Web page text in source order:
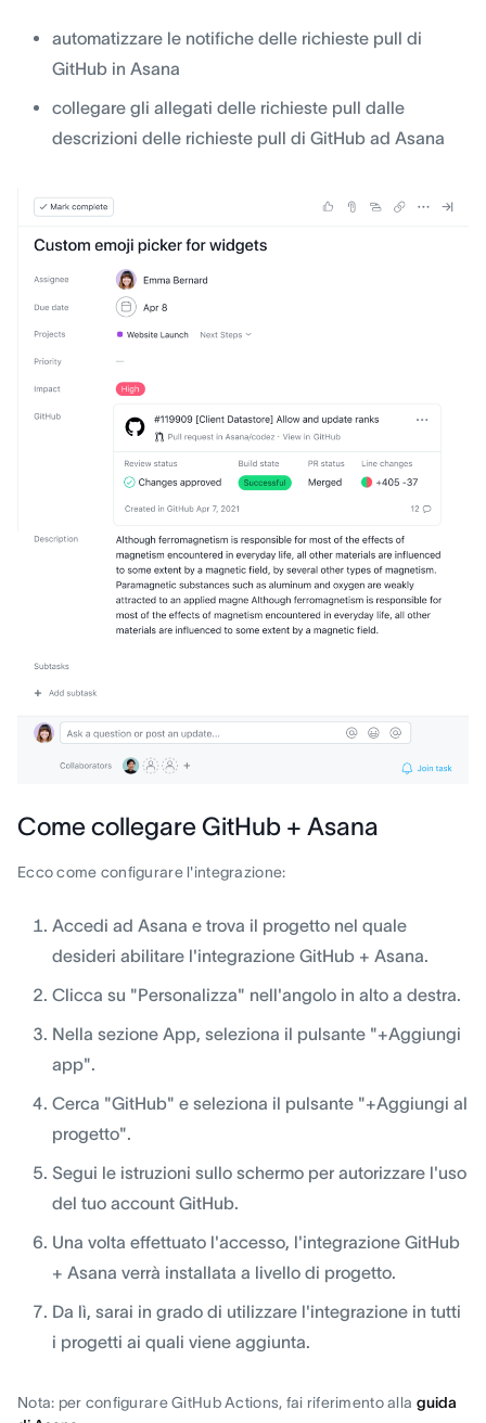
automatizzare le notifiche delle richieste pull di
GitHub in Asana
collegare gli allegati delle richieste pull dalle
descrizioni delle richieste pull di GitHub ad Asana
Come collegare GitHub + Asana
Ecco come configurare l'integrazione:
Accedi ad Asana e trova il progetto nel quale
desideri abilitare l'integrazione GitHub + Asana.
Clicca su "Personalizza" nell'angolo in alto a destra.
Nella sezione App, seleziona il pulsante "+Aggiungi
app".
Cerca "GitHub" e seleziona il pulsante "+Aggiungi al
progetto".
Segui le istruzioni sullo schermo per autorizzare l'uso
del tuo account GitHub.
Una volta effettuato l'accesso, l'integrazione GitHub
+ Asana verrà installata a livello di progetto.
Da lì, sarai in grado di utilizzare l'integrazione in tutti
i progetti ai quali viene aggiunta.
Nota: per configurare GitHub Actions, fai riferimento alla guida